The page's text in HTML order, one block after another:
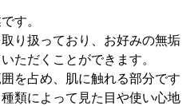
す。
り扱っており、お好みの無垢
ただくことができます。
を占め、肌に触れる部分です
類によって見た目や使い心地